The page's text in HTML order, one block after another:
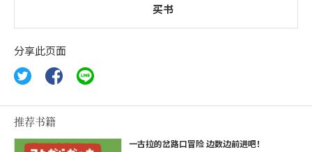
买书
分享此页面
推荐书籍
一古拉的岔路口冒险 边数边前进吧！